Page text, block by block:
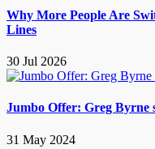
Why More People Are
Lines
30 Jul 2026
Jumbo Offer: Greg Byrne
31 May 2024